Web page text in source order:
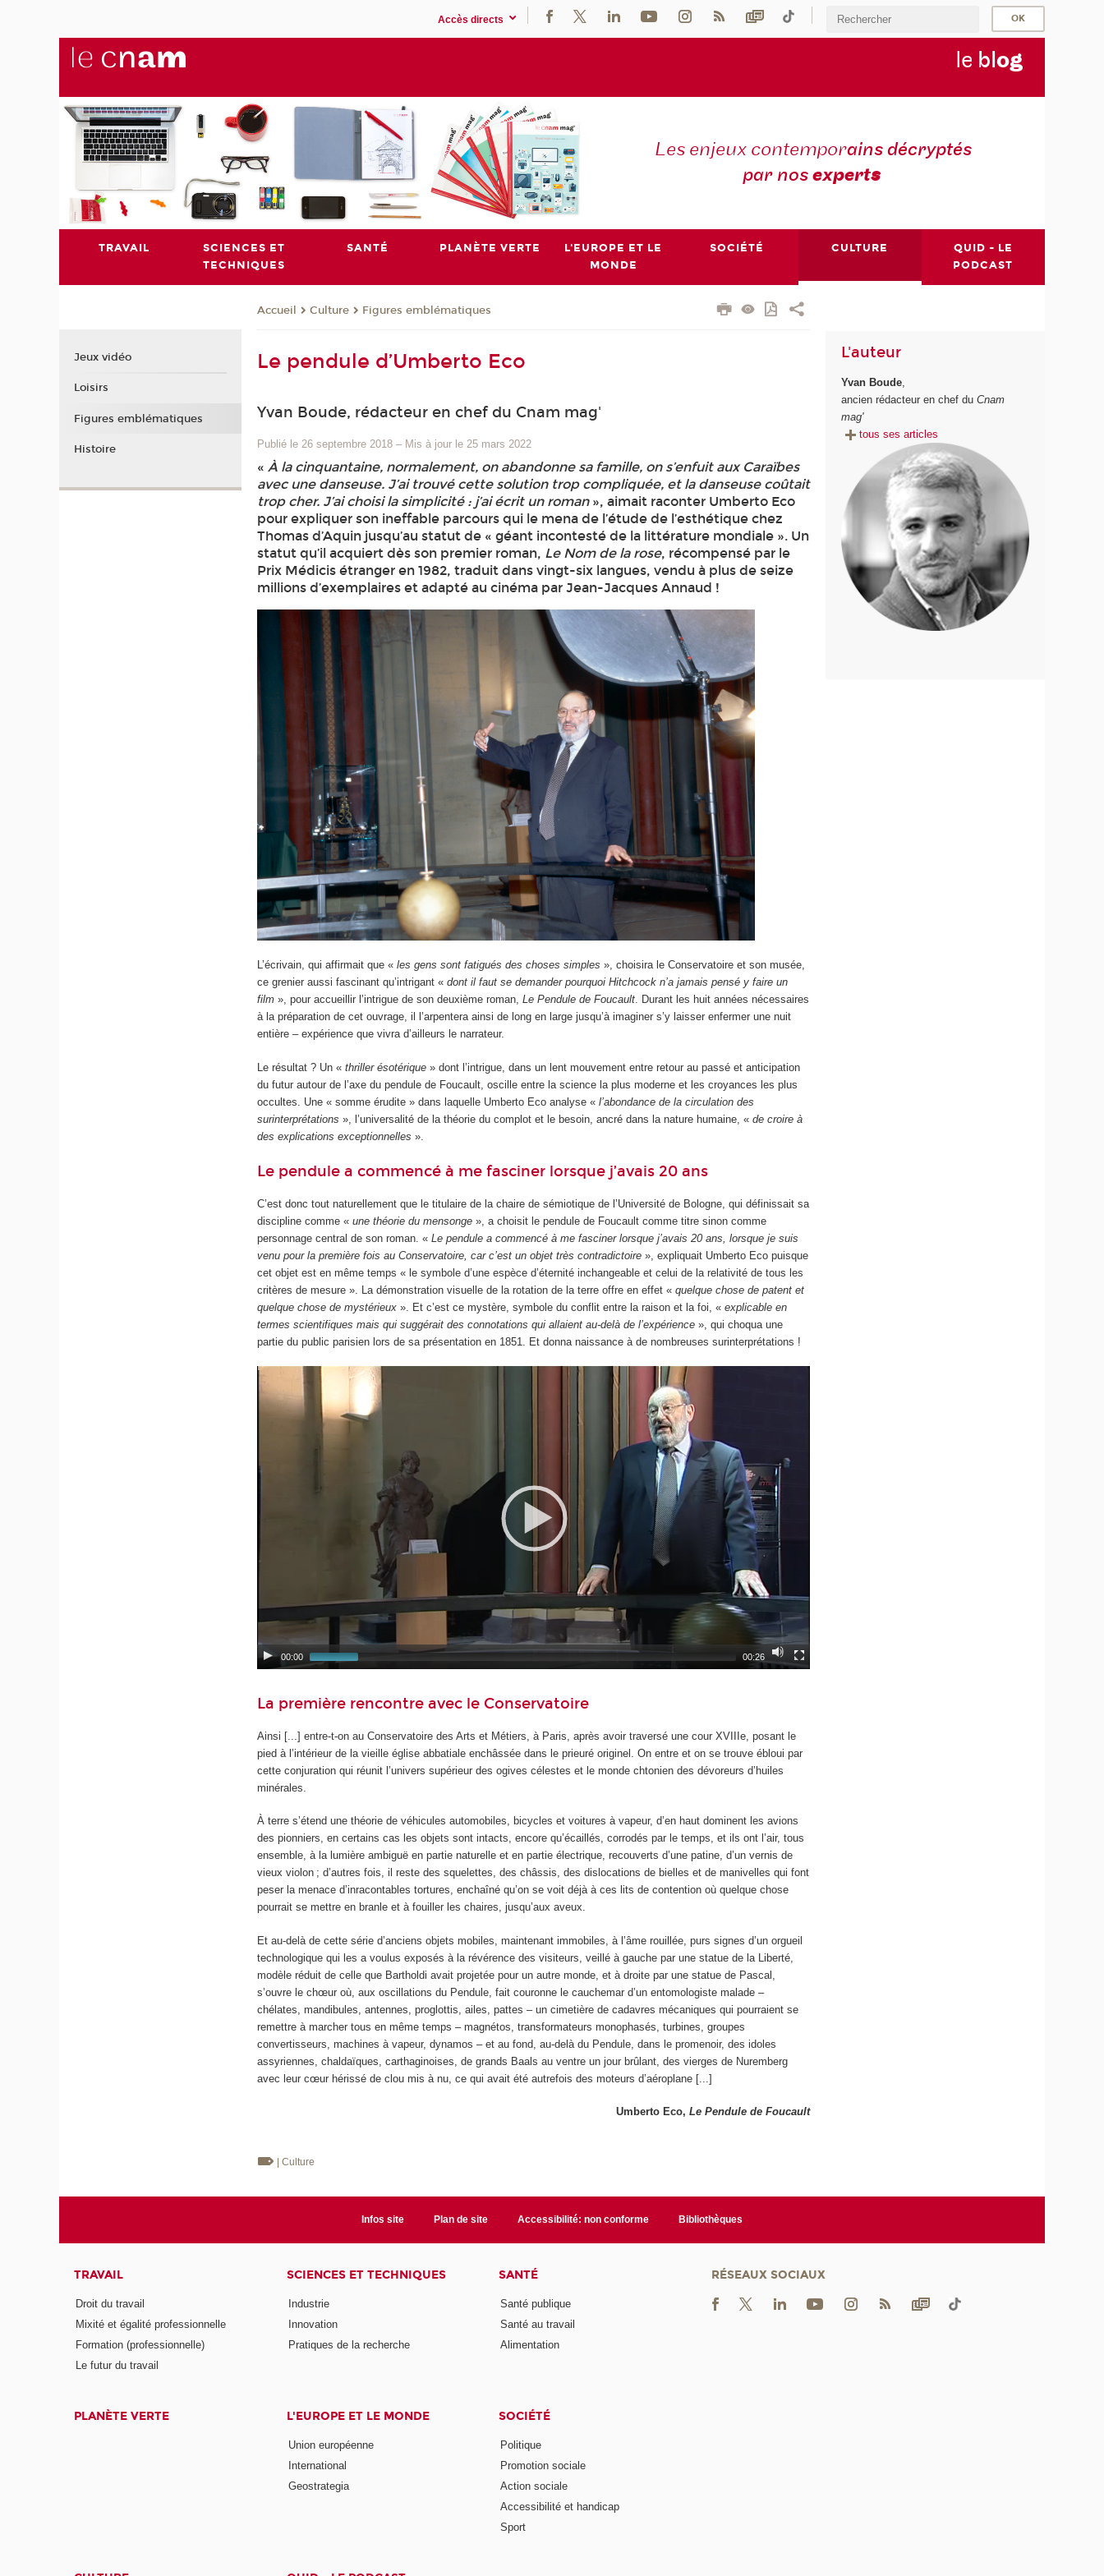
Accès directs
le blog
Les enjeux contemporains décryptés
par nosexperts
TRAVAIL
SCIENCES ET
TECHNIQUES
SANTÉ PLANÈTE VERTE
L'EUROPE ET LE
MONDE
SOCIÉTÉ CULTURE
QUID - LE
PODCAST
Accueil Culture Figures emblématiques
Le pendule d’Umberto Eco
Yvan Boude, rédacteur en chef du Cnam mag'
Publié le 26 septembre 2018 – Mis à jour le 25 mars 2022
«À la cinquantaine, normalement, on abandonne sa famille, on s’enfuit aux Caraïbes
avec une danseuse. J’ai trouvé cette solution trop compliquée, et la danseuse coûtait
trop cher. J’ai choisi la simplicité : j’ai écrit un roman», aimait raconter Umberto Eco
pour expliquer son ineffable parcours qui le mena de l’étude de l’esthétique chez
Thomas d’Aquin jusqu’au statut de « géant incontesté de la littérature mondiale ». Un
statut qu’il acquiert dès son premier roman, Le Nom de la rose, récompensé par le
Prix Médicis étranger en 1982, traduit dans vingt-six langues, vendu à plus de seize
millions d’exemplaires et adapté au cinéma par Jean-Jacques Annaud !
L’écrivain, qui affirmait que «les gens sont fatigués des choses simples », choisira le Conservatoire et son musée,
ce grenier aussi fascinant qu’intrigant «dont il faut se demander pourquoi Hitchcock n’a jamais pensé y faire un
film », pour accueillir l’intrigue de son deuxième roman,Le Pendule de Foucault. Durant les huit années nécessaires
à la préparation de cet ouvrage, il l’arpentera ainsi de long en large jusqu’à imaginer s’y laisser enfermer une nuit
entière – expérience que vivra d’ailleurs le narrateur.
Le résultat ? Un «thriller ésotérique » dont l’intrigue, dans un lent mouvement entre retour au passé et anticipation
du futur autour de l’axe du pendule de Foucault, oscille entre la science la plus moderne et les croyances les plus
occultes. Une « somme érudite » dans laquelle Umberto Eco analyse «l’abondance de la circulation des
surinterprétations », l’universalité de la théorie du complot et le besoin, ancré dans la nature humaine, «de croire à
des explications exceptionnelles ».
Le pendule a commencé à me fasciner lorsque j’avais 20 ans
C’est donc tout naturellement que le titulaire de la chaire de sémiotique de l’Université de Bologne, qui définissait sa
discipline comme «une théorie du mensonge », a choisit le pendule de Foucault comme titre sinon comme
personnage central de son roman. «Le pendule a commencé à me fasciner lorsque j’avais 20 ans, lorsque je suis
venu pour la première fois au Conservatoire, car c’est un objet très contradictoire », expliquait Umberto Eco puisque
cet objet est en même temps « le symbole d’une espèce d’éternité inchangeable et celui de la relativité de tous les
critères de mesure ». La démonstration visuelle de la rotation de la terre offre en effet «quelque chose de patent et
quelque chose de mystérieux ». Et c’est ce mystère, symbole du conflit entre la raison et la foi, «explicable en
termes scientifiques mais qui suggérait des connotations qui allaient au-delà de l’expérience », qui choqua une
partie du public parisien lors de sa présentation en 1851. Et donna naissance à de nombreuses surinterprétations !
00:00 00:26
La première rencontre avec le Conservatoire
Ainsi [...] entre-t-on au Conservatoire des Arts et Métiers, à Paris, après avoir traversé une cour XVIIIe, posant le
pied à l’intérieur de la vieille église abbatiale enchâssée dans le prieuré originel. On entre et on se trouve ébloui par
cette conjuration qui réunit l’univers supérieur des ogives célestes et le monde chtonien des dévoreurs d’huiles
minérales.
À terre s’étend une théorie de véhicules automobiles, bicycles et voitures à vapeur, d’en haut dominent les avions
des pionniers, en certains cas les objets sont intacts, encore qu’écaillés, corrodés par le temps, et ils ont l’air, tous
ensemble, à la lumière ambiguë en partie naturelle et en partie électrique, recouverts d’une patine, d’un vernis de
vieux violon ; d’autres fois, il reste des squelettes, des châssis, des dislocations de bielles et de manivelles qui font
peser la menace d’inracontables tortures, enchaîné qu’on se voit déjà à ces lits de contention où quelque chose
pourrait se mettre en branle et à fouiller les chaires, jusqu’aux aveux.
Et au-delà de cette série d’anciens objets mobiles, maintenant immobiles, à l’âme rouillée, purs signes d’un orgueil
technologique qui les a voulus exposés à la révérence des visiteurs, veillé à gauche par une statue de la Liberté,
modèle réduit de celle que Bartholdi avait projetée pour un autre monde, et à droite par une statue de Pascal,
s’ouvre le chœur où, aux oscillations du Pendule, fait couronne le cauchemar d’un entomologiste malade –
chélates, mandibules, antennes, proglottis, ailes, pattes – un cimetière de cadavres mécaniques qui pourraient se
remettre à marcher tous en même temps – magnétos, transformateurs monophasés, turbines, groupes
convertisseurs, machines à vapeur, dynamos – et au fond, au-delà du Pendule, dans le promenoir, des idoles
assyriennes, chaldaïques, carthaginoises, de grands Baals au ventre un jour brûlant, des vierges de Nuremberg
avec leur cœur hérissé de clou mis à nu, ce qui avait été autrefois des moteurs d’aéroplane [...]
Umberto Eco,Le Pendule de Foucault
| Culture
L'auteur
Yvan Boude,
ancien rédacteur en chef duCnam
mag'
tous ses articles
Jeux vidéo
Loisirs
Figures emblématiques
Histoire
Infos site Plan de site Accessibilité: non conforme Bibliothèques
TRAVAIL
Droit du travail
Mixité et égalité professionnelle
Formation (professionnelle)
Le futur du travail
SCIENCES ET TECHNIQUES
Industrie
Innovation
Pratiques de la recherche
SANTÉ
Santé publique
Santé au travail
Alimentation
PLANÈTE VERTE L'EUROPE ET LE MONDE
Union européenne
International
Geostrategia
SOCIÉTÉ
Politique
Promotion sociale
Action sociale
Accessibilité et handicap
Sport
RÉSEAUX SOCIAUX